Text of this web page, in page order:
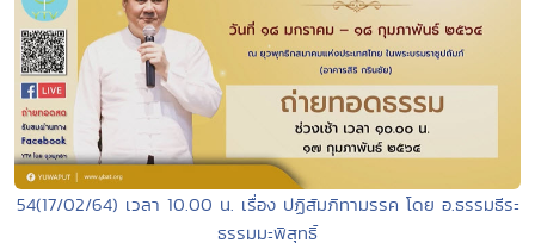
54(17/02/64) เวลา 10.00 น. เรื่อง ปฏิสัมภิทามรรค โดย อ.ธรรมธีระ
ธรรมมะพิสุทธิ์